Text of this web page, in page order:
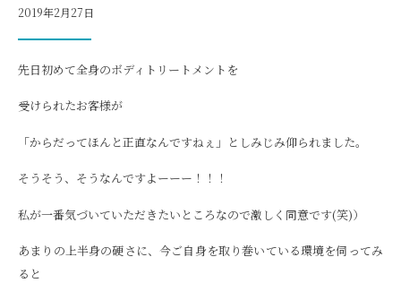
2019年2月27日
先日初めて全身のボディトリートメントを
受けられたお客様が
「からだってほんと正直なんですねぇ」としみじみ仰られました。
そうそう、そうなんですよーーー！！！
私が一番気づいていただきたいところなので激しく同意です(笑)）
あまりの上半身の硬さに、今ご自身を取り巻いている環境を伺ってみ
ると